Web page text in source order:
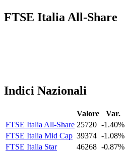
FTSE Italia All-Share
Indici Nazionali
Valore
Var.
FTSE Italia All-Share 25720 -1.40%
FTSE Italia Mid Cap 39374 -1.08%
FTSE Italia Star
46268 -0.87%